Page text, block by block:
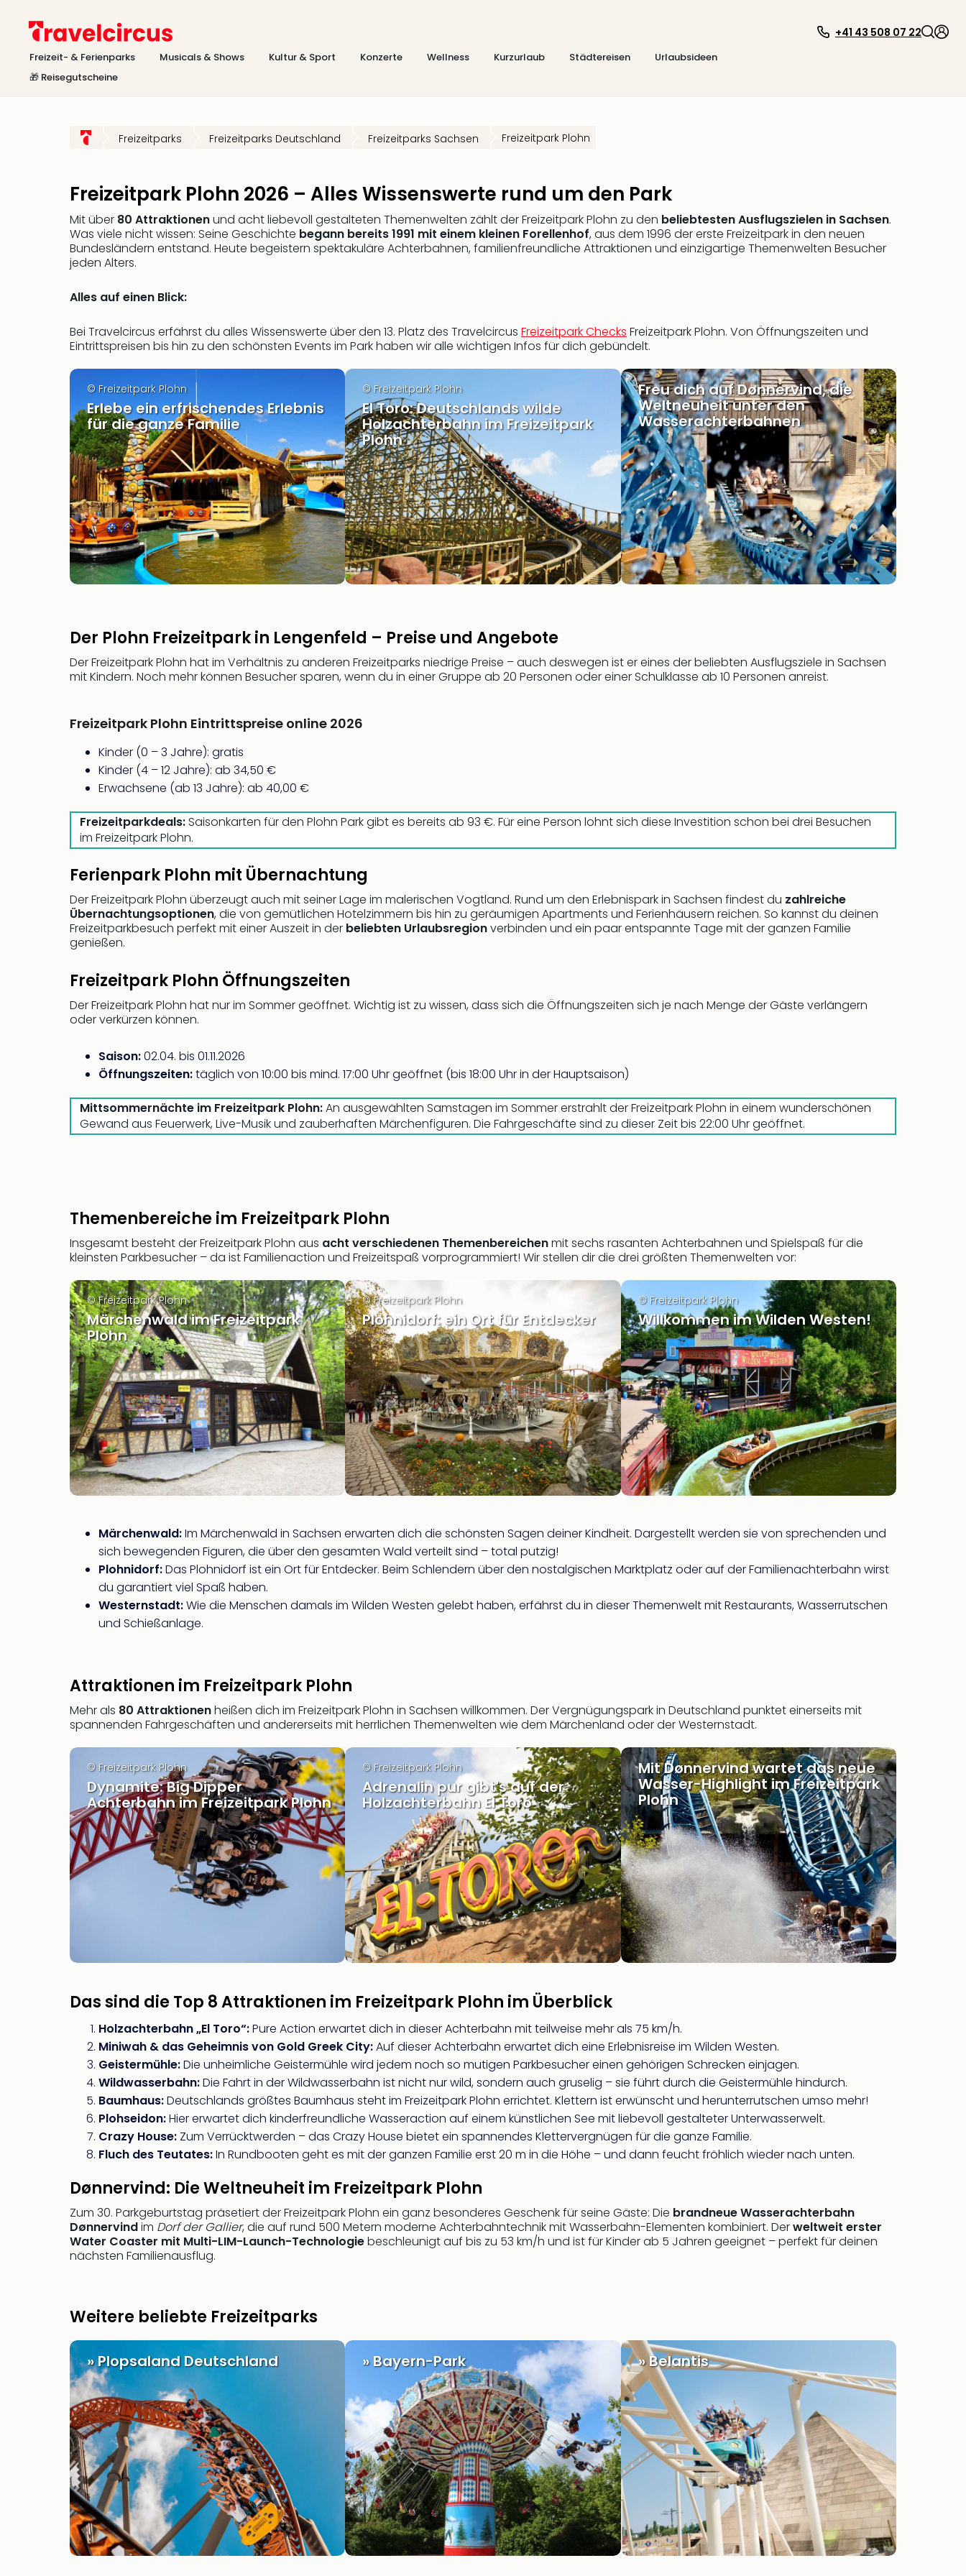
Freizeit- & Ferienparks Musicals & Shows Kultur & Sport Konzerte Wellness Kurzurlaub Städtereisen
Urlaubsideen
🎁 Reisegutscheine
+41 43 508 07 22
Freizeitparks Freizeitparks Deutschland Freizeitparks Sachsen Freizeitpark Plohn
Freizeitpark Plohn 2026 – Alles Wissenswerte rund um den Park
Mit über 80 Attraktionenund acht liebevoll gestalteten Themenwelten zählt der Freizeitpark Plohn zu den beliebtesten Ausflugszielen in Sachsen.
Was viele nicht wissen: Seine Geschichte begann bereits 1991 mit einem kleinen Forellenhof, aus dem 1996 der erste Freizeitpark in den neuen
Bundesländern entstand. Heute begeistern spektakuläre Achterbahnen, familienfreundliche Attraktionen und einzigartige Themenwelten Besucher
jeden Alters.
Alles auf einen Blick:
Bei Travelcircus erfährst du alles Wissenswerte über den 13. Platz des Travelcircus Freizeitpark Checks Freizeitpark Plohn. Von Öffnungszeiten und
Eintrittspreisen bis hin zu den schönsten Events im Park haben wir alle wichtigen Infos für dich gebündelt.
© Freizeitpark Plohn
Erlebe ein erfrischendes Erlebnis
für die ganze Familie
© Freizeitpark Plohn
El Toro: Deutschlands wilde
Holzachterbahn im Freizeitpark
Plohn
Freu dich auf Dønnervind, die
Weltneuheit unter den
Wasserachterbahnen
Der Plohn Freizeitpark in Lengenfeld – Preise und Angebote
Der Freizeitpark Plohn hat im Verhältnis zu anderen Freizeitparks niedrige Preise – auch deswegen ist er eines der beliebten Ausflugsziele in Sachsen
mit Kindern. Noch mehr können Besucher sparen, wenn du in einer Gruppe ab 20 Personen oder einer Schulklasse ab 10 Personen anreist.
Freizeitpark Plohn Eintrittspreise online 2026
Kinder (0 – 3 Jahre): gratis
Kinder (4 – 12 Jahre): ab 34,50 €
Erwachsene (ab 13 Jahre): ab 40,00 €
Freizeitparkdeals:Saisonkarten für den Plohn Park gibt es bereits ab 93 €. Für eine Person lohnt sich diese Investition schon bei drei Besuchen
im Freizeitpark Plohn.
Ferienpark Plohn mit Übernachtung
Der Freizeitpark Plohn überzeugt auch mit seiner Lage im malerischen Vogtland. Rund um den Erlebnispark in Sachsen findest du zahlreiche
Übernachtungsoptionen, die von gemütlichen Hotelzimmern bis hin zu geräumigen Apartments und Ferienhäusern reichen. So kannst du deinen
Freizeitparkbesuch perfekt mit einer Auszeit in der beliebten Urlaubsregionverbinden und ein paar entspannte Tage mit der ganzen Familie
genießen.
Freizeitpark Plohn Öffnungszeiten
Der Freizeitpark Plohn hat nur im Sommer geöffnet. Wichtig ist zu wissen, dass sich die Öffnungszeiten sich je nach Menge der Gäste verlängern
oder verkürzen können.
Saison:02.04. bis 01.11.2026
Öffnungszeiten:täglich von 10:00 bis mind. 17:00 Uhr geöffnet (bis 18:00 Uhr in der Hauptsaison)
Mittsommernächte im Freizeitpark Plohn:An ausgewählten Samstagen im Sommer erstrahlt der Freizeitpark Plohn in einem wunderschönen
Gewand aus Feuerwerk, Live-Musik und zauberhaften Märchenfiguren. Die Fahrgeschäfte sind zu dieser Zeit bis 22:00 Uhr geöffnet.
Themenbereiche im Freizeitpark Plohn
Insgesamt besteht der Freizeitpark Plohn aus acht verschiedenen Themenbereichenmit sechs rasanten Achterbahnen und Spielspaß für die
kleinsten Parkbesucher – da ist Familienaction und Freizeitspaß vorprogrammiert! Wir stellen dir die drei größten Themenwelten vor:
© Freizeitpark Plohn
Märchenwald im Freizeitpark
Plohn
© Freizeitpark Plohn
Plohnidorf: ein Ort für Entdecker
© Freizeitpark Plohn
Willkommen im Wilden Westen!
Märchenwald:Im Märchenwald in Sachsen erwarten dich die schönsten Sagen deiner Kindheit. Dargestellt werden sie von sprechenden und
sich bewegenden Figuren, die über den gesamten Wald verteilt sind – total putzig!
Plohnidorf:Das Plohnidorf ist ein Ort für Entdecker. Beim Schlendern über den nostalgischen Marktplatz oder auf der Familienachterbahn wirst
du garantiert viel Spaß haben.
Westernstadt:Wie die Menschen damals im Wilden Westen gelebt haben, erfährst du in dieser Themenwelt mit Restaurants, Wasserrutschen
und Schießanlage.
Attraktionen im Freizeitpark Plohn
Mehr als 80 Attraktionenheißen dich im Freizeitpark Plohn in Sachsen willkommen. Der Vergnügungspark in Deutschland punktet einerseits mit
spannenden Fahrgeschäften und andererseits mit herrlichen Themenwelten wie dem Märchenland oder der Westernstadt.
© Freizeitpark Plohn
Dynamite: Big Dipper
Achterbahn im Freizeitpark Plohn
© Freizeitpark Plohn
Adrenalin pur gibt's auf der
Holzachterbahn El Toro
Mit Dønnervind wartet das neue
Wasser-Highlight im Freizeitpark
Plohn
Das sind die Top 8 Attraktionen im Freizeitpark Plohn im Überblick
Holzachterbahn „El Toro“:Pure Action erwartet dich in dieser Achterbahn mit teilweise mehr als 75 km/h.
Miniwah & das Geheimnis von Gold Greek City:Auf dieser Achterbahn erwartet dich eine Erlebnisreise im Wilden Westen.
Geistermühle:Die unheimliche Geistermühle wird jedem noch so mutigen Parkbesucher einen gehörigen Schrecken einjagen.
Wildwasserbahn:Die Fahrt in der Wildwasserbahn ist nicht nur wild, sondern auch gruselig – sie führt durch die Geistermühle hindurch.
Baumhaus:Deutschlands größtes Baumhaus steht im Freizeitpark Plohn errichtet. Klettern ist erwünscht und herunterrutschen umso mehr!
Plohseidon:Hier erwartet dich kinderfreundliche Wasseraction auf einem künstlichen See mit liebevoll gestalteter Unterwasserwelt.
Crazy House: Zum Verrücktwerden – das Crazy House bietet ein spannendes Klettervergnügen für die ganze Familie.
Fluch des Teutates:In Rundbooten geht es mit der ganzen Familie erst 20 m in die Höhe – und dann feucht fröhlich wieder nach unten.
Dønnervind: Die Weltneuheit im Freizeitpark Plohn
Zum 30. Parkgeburtstag präsetiert der Freizeitpark Plohn ein ganz besonderes Geschenk für seine Gäste: Die brandneue Wasserachterbahn
Dønnervindim Dorf der Gallier, die auf rund 500 Metern moderne Achterbahntechnik mit Wasserbahn-Elementen kombiniert. Derweltweit erster
Water Coaster mit Multi-LIM-Launch-Technologiebeschleunigt auf bis zu 53 km/h und ist für Kinder ab 5 Jahren geeignet – perfekt für deinen
nächsten Familienausflug.
Weitere beliebte Freizeitparks
» Plopsaland Deutschland » Bayern-Park » Belantis